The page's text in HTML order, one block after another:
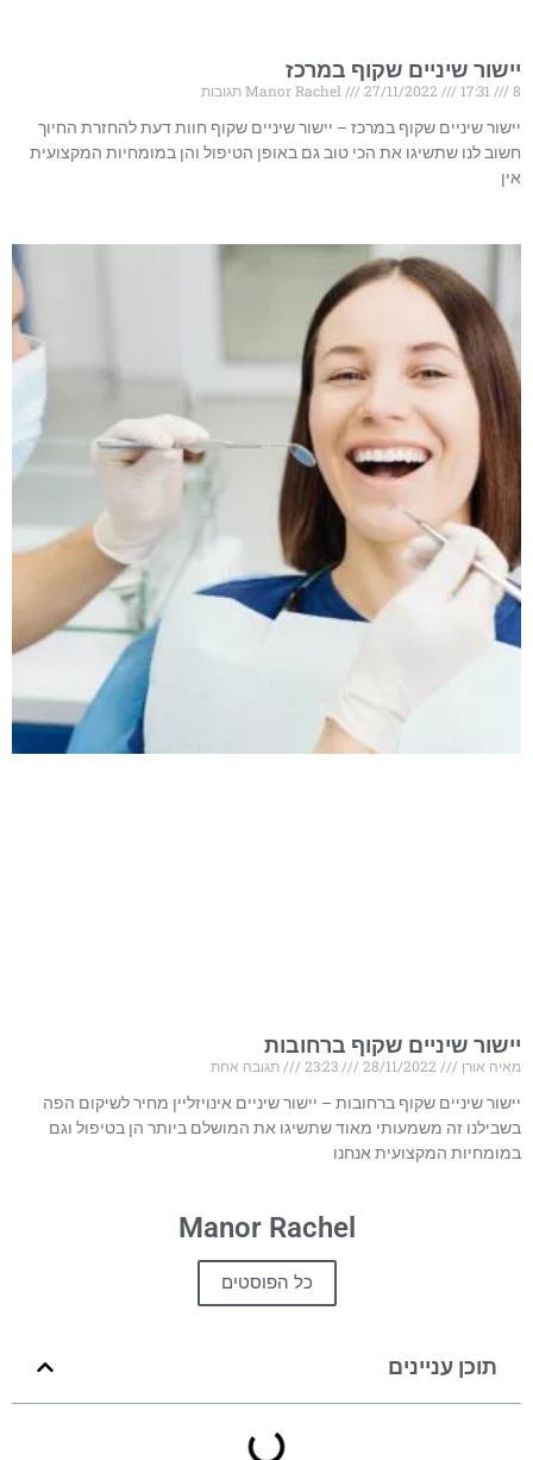
יישור שיניים שקוף במרכז
Manor Rachel 27/11/2022 17:31
8 תגובות
יישור שיניים שקוף במרכז – יישור שיניים שקוף חוות דעת להחזרת החיוך
חשוב לנו שתשיגו את הכי טוב גם באופן הטיפול והן במומחיות המקצועית
אין
יישור שיניים שקוף ברחובות
מאיה אורן
תגובה אחת
יישור שיניים שקוף ברחובות – יישור שיניים אינויזליין מחיר לשיקום הפה
בשבילנו זה משמעותי מאוד שתשיגו את המושלם ביותר הן בטיפול וגם
במומחיות המקצועית אנחנו
Manor Rachel
כל הפוסטים
תוכן עניינים